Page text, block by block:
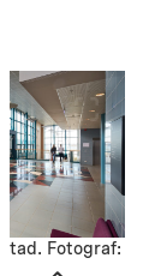
Fotograf: